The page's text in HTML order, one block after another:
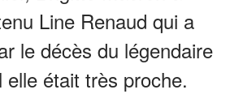
Line Renaud qui a
le décès du légendaire
elle était très proche.